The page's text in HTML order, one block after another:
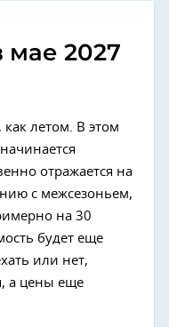
мае 2027
летом. В этом
отражается на
с межсезоньем,
на 30
будет еще
или нет,
а цены еще